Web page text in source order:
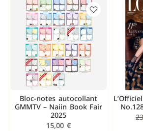
Bloc-notes autocollant
GMMTV – Naiin Book Fair
2025
15,00 €